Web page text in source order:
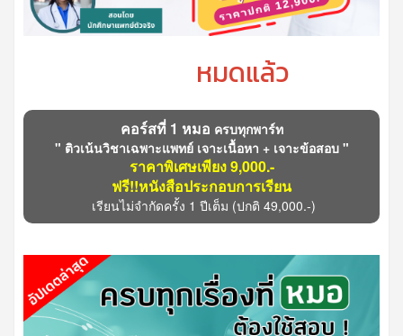
หมดแล้ว
คอร์สที่ 1 หมอ ครบทุกพาร์ท
" ติวเน้นวิชาเฉพาะแพทย์ เจาะเนื้อหา + เจาะข้อสอบ "
ราคาพิเศษเพียง 9,000.-
ฟรี!!หนังสือประกอบการเรียน
เรียนไม่จำกัดครั้ง 1 ปีเต็ม (ปกติ 49,000.-)